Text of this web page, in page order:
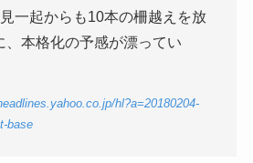
一起からも10本の柵越えを放
、本格化の予感が漂ってい
hl?a=20180204-
base